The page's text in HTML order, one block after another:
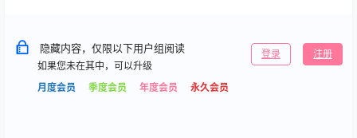
隐藏内容，仅限以下用户组阅读
如果您未在其中，可以升级
月度会员
季度会员 年度会员 永久会员
登录 注册